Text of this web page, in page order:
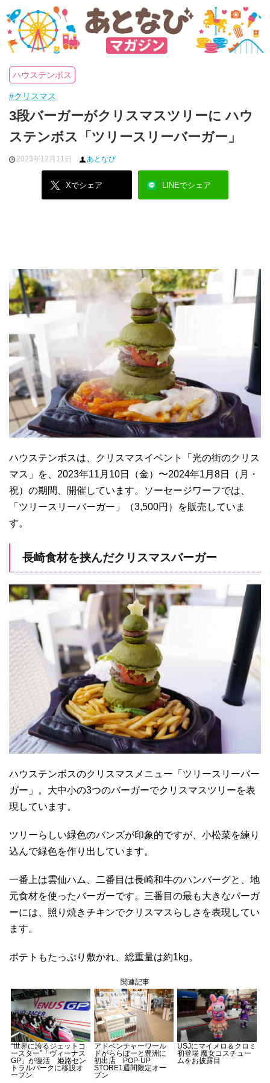
ハウステンボス
#クリスマス
3段バーガーがクリスマスツリーに ハウ
ステンボス「ツリースリーバーガー」
2023年12月11日 あとなび
Xでシェア LINEでシェア
ハウステンボスは、クリスマスイベント「光の街のクリス
マス」を、2023年11月10日（金）〜2024年1月8日（月・
祝）の期間、開催しています。ソーセージワーフでは、
「ツリースリーバーガー」（3,500円）を販売していま
す。
長崎食材を挟んだクリスマスバーガー
ハウステンボスのクリスマスメニュー「ツリースリーバー
ガー」。大中小の3つのバーガーでクリスマスツリーを表
現しています。
ツリーらしい緑色のバンズが印象的ですが、小松菜を練り
込んで緑色を作り出しています。
一番上は雲仙ハム、二番目は長崎和牛のハンバーグと、地
元食材を使ったバーガーです。三番目の最も大きなバーガ
ーには、照り焼きチキンでクリスマスらしさを表現してい
ます。
ポテトもたっぷり敷かれ、総重量は約1kg。
関連記事
“世界に誇るジェットコ
ースター”「ヴィーナス
GP」が復活 姫路セン
トラルパークに移設オ
ープン
アドベンチャーワール
ドがららぽーと豊洲に
初出店 POP-UP
STORE1週間限定オー
プン
USJにマイメロ＆クロミ
初登場 魔女コスチュー
ムをお披露目